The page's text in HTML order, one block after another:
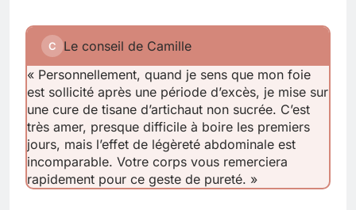
C Le conseil de Camille
« Personnellement, quand je sens que mon foie
est sollicité après une période d’excès, je mise sur
une cure de tisane d’artichaut non sucrée. C’est
très amer, presque difficile à boire les premiers
jours, mais l’effet de légèreté abdominale est
incomparable. Votre corps vous remerciera
rapidement pour ce geste de pureté. »